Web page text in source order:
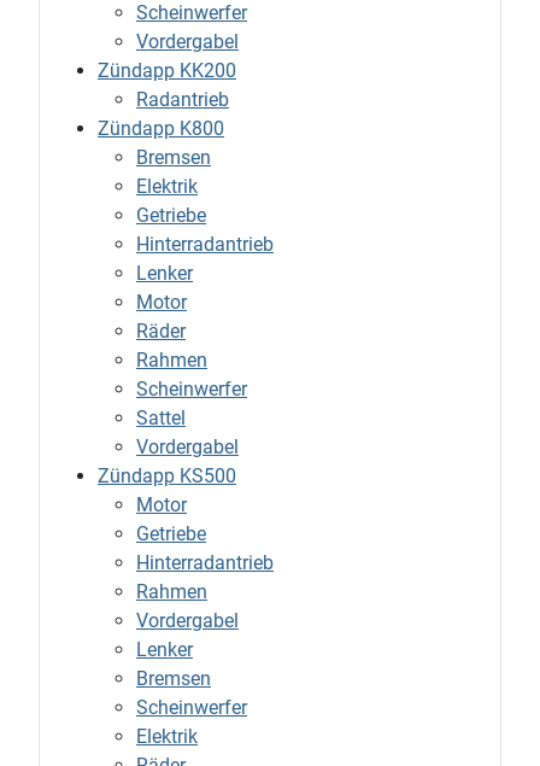
Scheinwerfer
Vordergabel
Zündapp KK200
Radantrieb
Zündapp K800
Bremsen
Elektrik
Getriebe
Hinterradantrieb
Lenker
Motor
Räder
Rahmen
Scheinwerfer
Sattel
Vordergabel
Zündapp KS500
Motor
Getriebe
Hinterradantrieb
Rahmen
Vordergabel
Lenker
Bremsen
Scheinwerfer
Elektrik